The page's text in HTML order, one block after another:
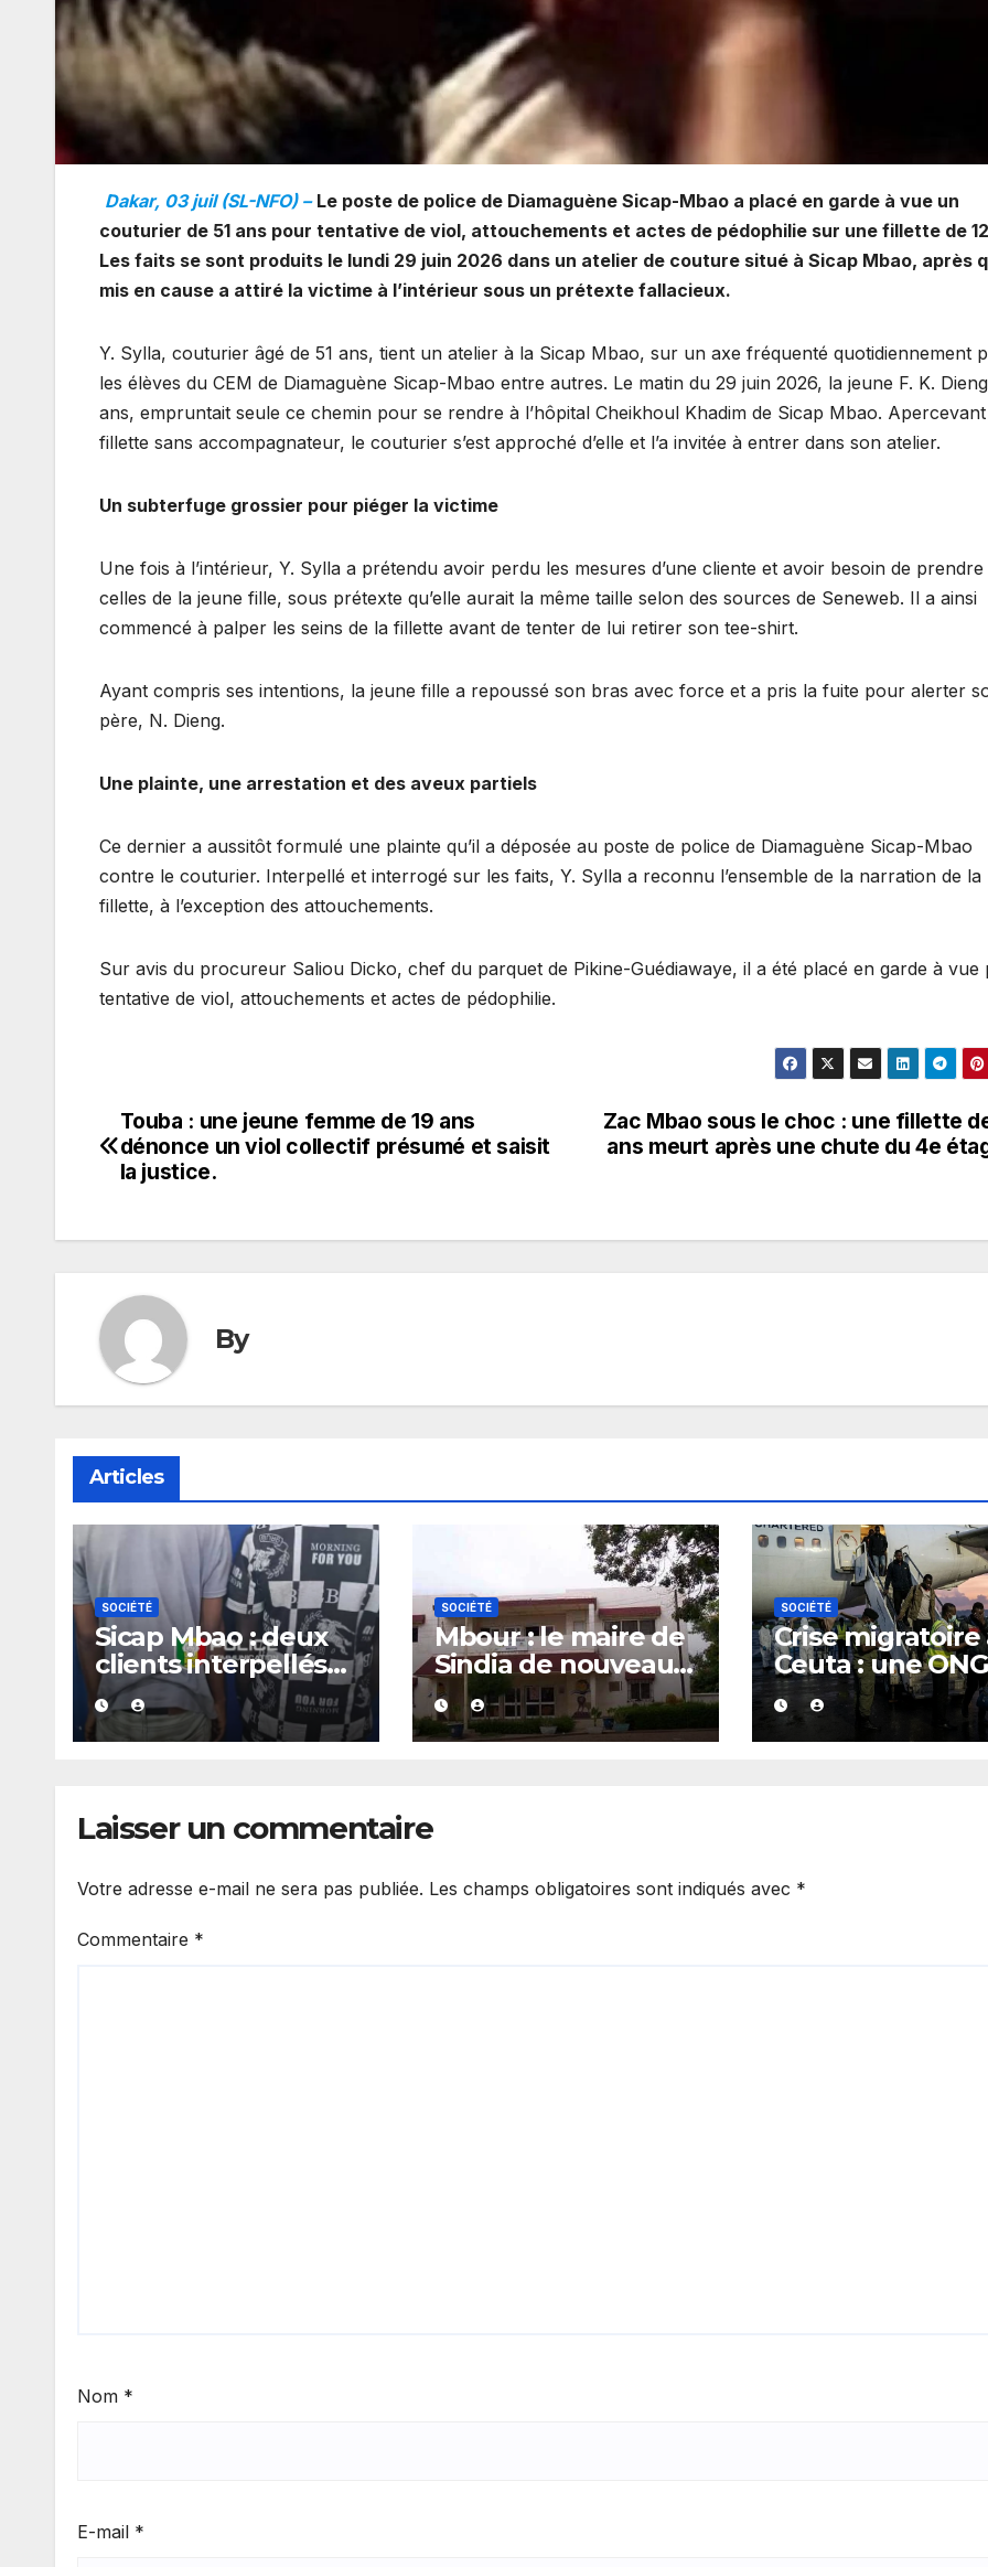
Dakar, 03 juil (SL-NFO) – Le poste de police de Diamaguène Sicap-Mbao a placé en garde à vue un
couturier de 51 ans pour tentative de viol, attouchements et actes de pédophilie sur une fillette de
Les faits se sont produits le lundi 29 juin 2026 dans un atelier de couture situé à Sicap Mbao, après
mis en cause a attiré la victime à l’intérieur sous un prétexte fallacieux.
Y. Sylla, couturier âgé de 51 ans, tient un atelier à la Sicap Mbao, sur un axe fréquenté quotidiennement
les élèves du CEM de Diamaguène Sicap-Mbao entre autres. Le matin du 29 juin 2026, la jeune F. K.
ans, empruntait seule ce chemin pour se rendre à l’hôpital Cheikhoul Khadim de Sicap Mbao.
fillette sans accompagnateur, le couturier s’est approché d’elle et l’a invitée à entrer dans son atelier.
Un subterfuge grossier pour piéger la victime
Une fois à l’intérieur, Y. Sylla a prétendu avoir perdu les mesures d’une cliente et avoir besoin de prendre
celles de la jeune fille, sous prétexte qu’elle aurait la même taille selon des sources de Seneweb. Il a ainsi
commencé à palper les seins de la fillette avant de tenter de lui retirer son tee-shirt.
Ayant compris ses intentions, la jeune fille a repoussé son bras avec force et a pris la fuite pour alerter
père, N. Dieng.
Une plainte, une arrestation et des aveux partiels
Ce dernier a aussitôt formulé une plainte qu’il a déposée au poste de police de Diamaguène Sicap-Mbao
contre le couturier. Interpellé et interrogé sur les faits, Y. Sylla a reconnu l’ensemble de la narration de la
fillette, à l’exception des attouchements.
Sur avis du procureur Saliou Dicko, chef du parquet de Pikine-Guédiawaye, il a été placé en garde à vue
tentative de viol, attouchements et actes de pédophilie.
Navigation
de
Zac Mbao sous le choc : une fillette
ans meurt après une chute du 4e
Touba : une jeune femme de 19 ans
dénonce un viol collectif présumé et saisit
la justice.
By
Articles
SOCIÉTÉ
Sicap Mbao : deux
clients interpellés
avec du kush lors
d’un contrôle de
police dans un bar
SOCIÉTÉ
Mbour : le maire de
Sindia de nouveau
arrêté
SOCIÉTÉ
Crise migratoire
Ceuta : une ONG
marocaine met
cause les
responsabilités
Laisser un commentaire
Votre adresse e-mail ne sera pas publiée. Les champs obligatoires sont indiqués avec *
Commentaire *
Nom *
E-mail *